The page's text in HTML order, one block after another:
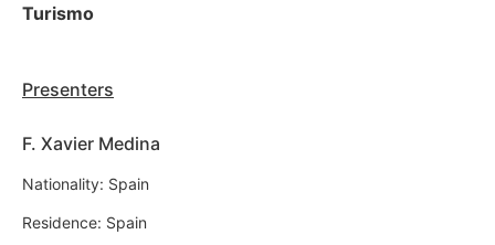
Turismo
Presenters
F. Xavier Medina
Nationality: Spain
Residence: Spain